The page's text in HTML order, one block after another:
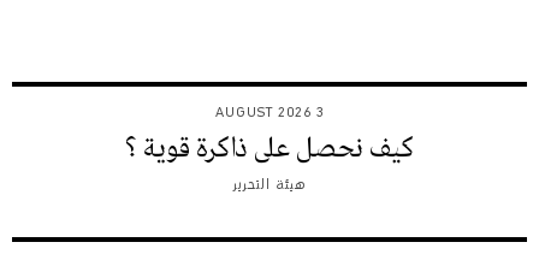
3 AUGUST 2026
كيف نحصل على ذاكرة قوية ؟
هيئة التحرير